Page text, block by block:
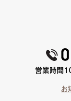
営業時間
お